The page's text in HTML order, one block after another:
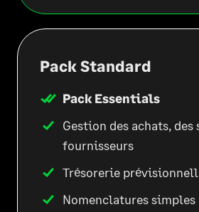
Pack Standard
Pack Essentials
Gestion des achats, des
fournisseurs
Trésorerie
Nomenclatures simples